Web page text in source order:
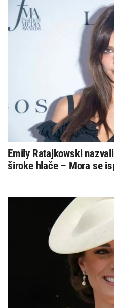
Emily Ratajkowski
široke hlače – Mora se